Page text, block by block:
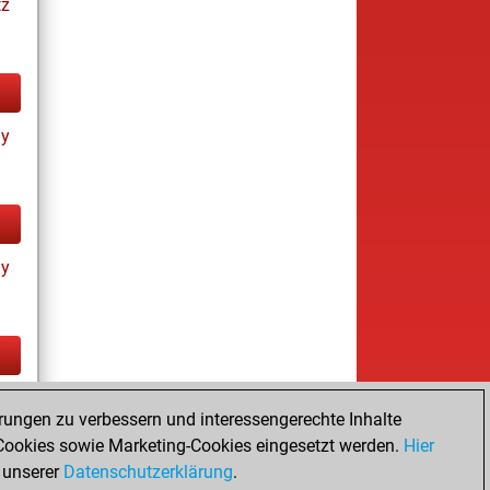
zu verbessern und interessengerechte Inhalte
sowie Marketing-Cookies eingesetzt werden. Hier
Datenschutzerklärung.